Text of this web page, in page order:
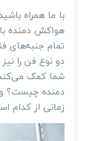
با ما همراه
هواکش دمنده
تمام جنبه‌های
دو نوع فن را
شما کمک می‌کند
دمنده چیست؟
زمانی از کدام